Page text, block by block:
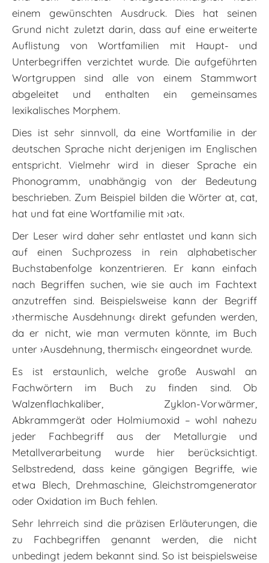
einem gewünschten Ausdruck. Dies hat seinen
Grund nicht zuletzt darin, dass auf eine erweiterte
Auflistung von Wortfamilien mit Haupt- und
Unterbegriffen verzichtet wurde. Die aufgeführten
Wortgruppen sind alle von einem Stammwort
abgeleitet und enthalten ein gemeinsames
lexikalisches Morphem.
Dies ist sehr sinnvoll, da eine Wortfamilie in der
deutschen Sprache nicht derjenigen im Englischen
entspricht. Vielmehr wird in dieser Sprache ein
Phonogramm, unabhängig von der Bedeutung
beschrieben. Zum Beispiel bilden die Wörter at, cat,
hat und fat eine Wortfamilie mit ›at‹.
Der Leser wird daher sehr entlastet und kann sich
auf einen Suchprozess in rein alphabetischer
Buchstabenfolge konzentrieren. Er kann einfach
nach Begriffen suchen, wie sie auch im Fachtext
anzutreffen sind. Beispielsweise kann der Begriff
›thermische Ausdehnung‹ direkt gefunden werden,
da er nicht, wie man vermuten könnte, im Buch
unter ›Ausdehnung, thermisch‹ eingeordnet wurde.
Es ist erstaunlich, welche große Auswahl an
Fachwörtern im Buch zu finden sind. Ob
Walzenflachkaliber, Zyklon-Vorwärmer,
Abkrammgerät oder Holmiumoxid – wohl nahezu
jeder Fachbegriff aus der Metallurgie und
Metallverarbeitung wurde hier berücksichtigt.
Selbstredend, dass keine gängigen Begriffe, wie
etwa Blech, Drehmaschine, Gleichstromgenerator
oder Oxidation im Buch fehlen.
Sehr lehrreich sind die präzisen Erläuterungen, die
zu Fachbegriffen genannt werden, die nicht
unbedingt jedem bekannt sind. So ist beispielsweise